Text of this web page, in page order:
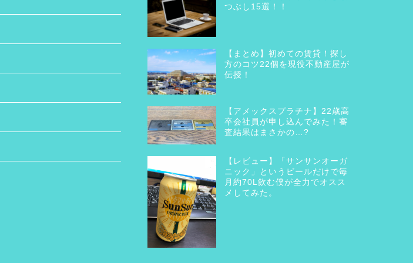
つぶし15選！！
【まとめ】初めての賃貸！探し
方のコツ22個を現役不動産屋が
伝授！
【アメックスプラチナ】22歳高
卒会社員が申し込んでみた！審
査結果はまさかの…?
【レビュー】「サンサンオーガ
ニック」というビールだけで毎
月約70L飲む僕が全力でオスス
メしてみた。